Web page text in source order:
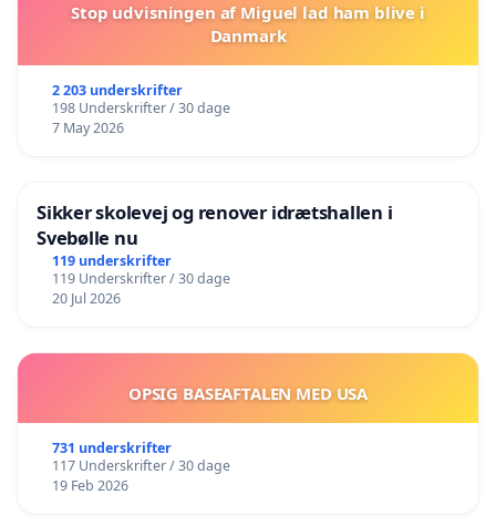
Stop udvisningen af Miguel lad ham blive i
Danmark
2 203 underskrifter
198 Underskrifter / 30 dage
7 May 2026
Sikker skolevej og renover idrætshallen i
Svebølle nu
119 underskrifter
119 Underskrifter / 30 dage
20 Jul 2026
OPSIG BASEAFTALEN MED USA
731 underskrifter
117 Underskrifter / 30 dage
19 Feb 2026